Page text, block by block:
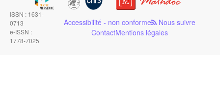
ISSN : 1631-
0713
e-ISSN :
1778-7025
Accessibilité - non conforme Nous suivre
ContactMentions légales